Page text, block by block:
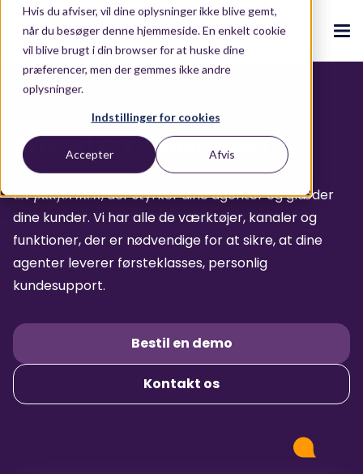
Hvis du afviser, vil dine oplysninger ikke blive gemt,
når du besøger denne hjemmeside. En enkelt cookie
vil blive brugt i din browser for at huske dine
præferencer, men der gemmes ikke andre
oplysninger.
Indstillinger for cookies
Accepter Afvis
CX Ecosystem .
.
Puzzel CX-ecosystem
Vores CX-ecosystem
Integrationer
Løsninger
Brancher.
Retail
Produkter.
.
Contact Centre.
Contact Centre Suite
AI-drevet Oplevelser.
Conversational Intelligence
Live Summary
Quality Management
Kundehistorier.
Ressourcer.
.
Blog.
Blog
E-bøger og rapporter.
Whitepapers
ROI Calculator
ROI Calculator
Events og webinarer.
Om os.
.
Om os
Kontakt os
Puzzel CX-platform.
CX-platformen, der styrker dine agenter og glæder
dine kunder. Vi har alle de værktøjer, kanaler og
funktioner, der er nødvendige for at sikre, at dine
agenter leverer førsteklasses, personlig
kundesupport.
Bestil en demo
Kontakt os